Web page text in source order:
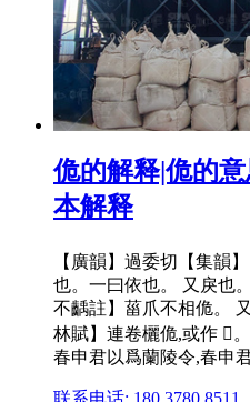
佹的解释|佹的
本解释
【廣韻】過委切【集韻
也。一曰依也。 又戾也
不齲註】菑爪不相佹。
林賦】連卷欐佹,或作 𢼮
春申君以爲蘭陵令,春申